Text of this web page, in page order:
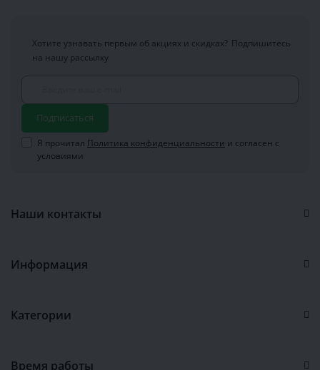
Хотите узнавать первым об акциях и скидках? Подпишитесь
на нашу рассылку
Подписаться
Я прочитал Политика конфиденциальности и согласен с
условиями
Наши контакты
Информация
Категории
Время работы